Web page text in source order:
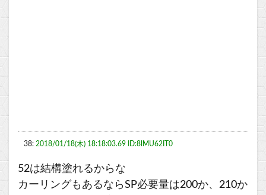
38: 2018/01/18(木) 18:18:03.69 ID:8lMU62IT0
52は結構塗れるからな
カーリングもあるならSP必要量は200か、210か